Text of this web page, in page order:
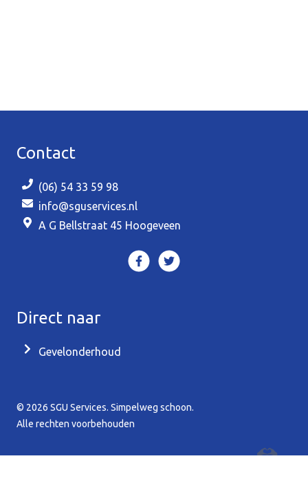
Contact
(06) 54 33 59 98
info@sguservices.nl
A G Bellstraat 45 Hoogeveen
Direct naar
Gevelonderhoud
© 2026 SGU Services. Simpelweg schoon.
Alle rechten voorbehouden